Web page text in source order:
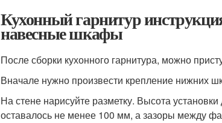
Кухонный гарнитур
навесные шкафы
После сборки кухонного гарнитура, можно
Вначале нужно произвести крепление нижних
На стене нарисуйте разметку. Высота
оставалось не менее 100 мм, а зазоры между